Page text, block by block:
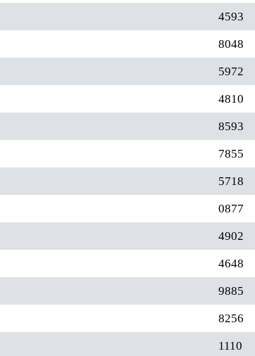
4593
8048
5972
4810
8593
7855
5718
0877
4902
4648
9885
8256
1110